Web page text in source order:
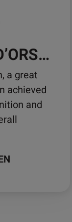
02677 – D’ORSAY MAPLE
a great
achieved
and